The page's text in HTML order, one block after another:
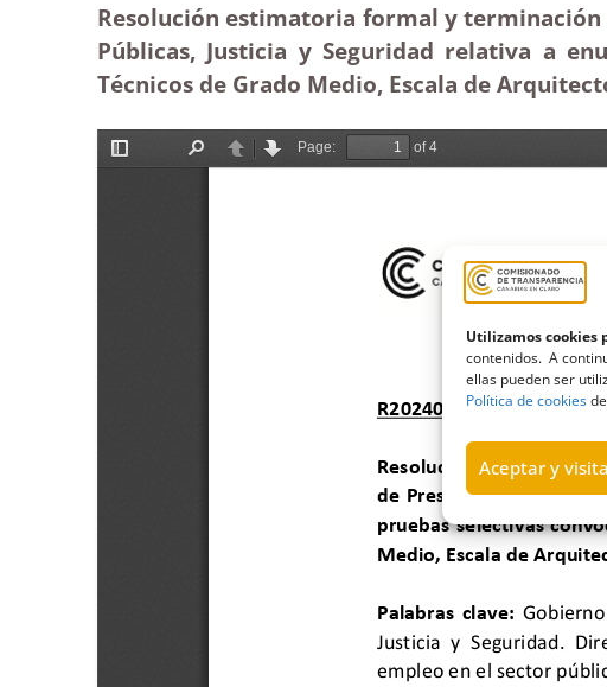
Utilizamos cookies
contenidos. A
ellas pueden ser
Política de cookies
Aceptar y
Resolución estimatoria formal y
Públicas, Justicia y Seguridad relativa a
Técnicos de Grado Medio, Escala de